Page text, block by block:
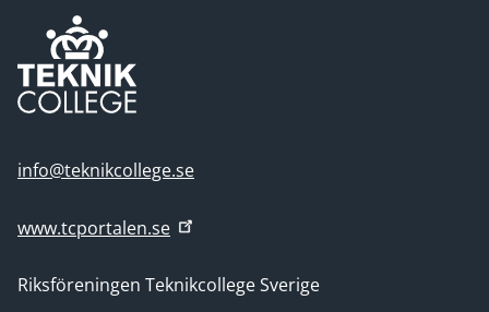
info@teknikcollege.se
www.tcportalen.se
Riksföreningen Teknikcollege Sverige